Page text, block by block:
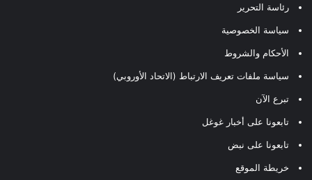
رئاسة التحرير
سياسة الخصوصية
الأحكام والشروط
سياسة ملفات تعريف الارتباط (الاتحاد الأوروبي)
تبرع الآن
تابعونا على أخبار غوغل
تابعونا على نبض
خريطة الموقع